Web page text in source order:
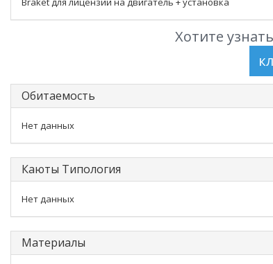
Хотите
Обитаемость
Нет данных
Каюты Типология
Нет данных
Материалы